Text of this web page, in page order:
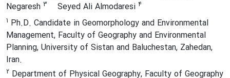
Negaresh 3 Seyed Ali Almodaresi 4
1 Ph.D. Candidate in Geomorphology and Environmental
Management, Faculty of Geography and Environmental
Planning, University of Sistan and Baluchestan, Zahedan,
Iran.
2 Department of Physical Geography, Faculty of Geography